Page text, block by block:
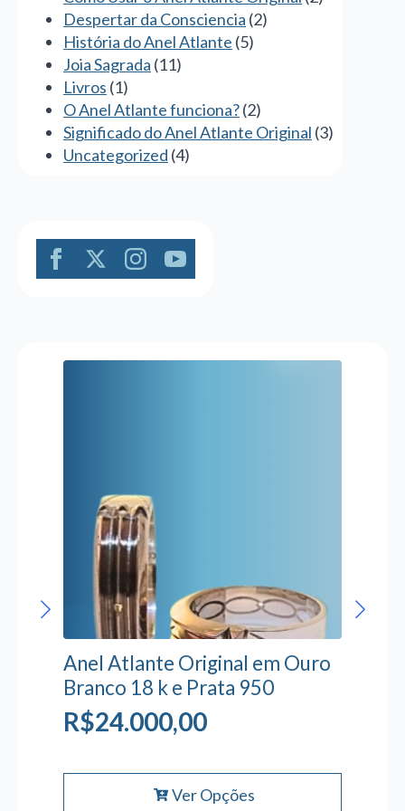
Despertar da Consciencia (2)
História do Anel Atlante (5)
Joia Sagrada (11)
Livros (1)
O Anel Atlante funciona?(2)
Significado do Anel Atlante Original (3)
Uncategorized (4)
Anel Atlante Original em Ouro
Branco 18 k e Prata 950
R$24.000,00
Ver Opções
R$15.000,00